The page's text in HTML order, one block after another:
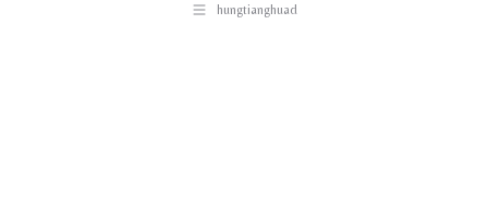
hungtianghuad